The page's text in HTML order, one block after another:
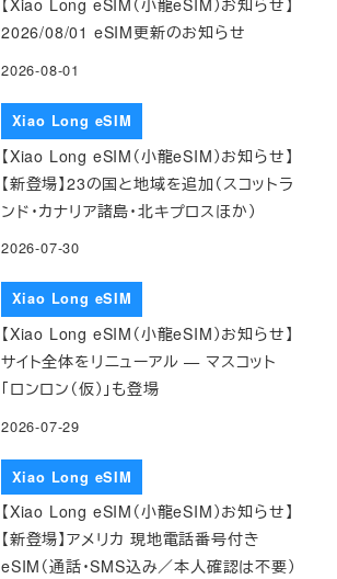
【Xiao Long eSIM（小龍eSIM）お知らせ】
2026/08/01 eSIM更新のお知らせ
2026-08-01
Xiao Long eSIM
【Xiao Long eSIM（小龍eSIM）お知らせ】
【新登場】23の国と地域を追加（スコットラ
ンド・カナリア諸島・北キプロスほか）
2026-07-30
Xiao Long eSIM
【Xiao Long eSIM（小龍eSIM）お知らせ】
サイト全体をリニューアル — マスコット
「ロンロン（仮）」も登場
2026-07-29
Xiao Long eSIM
【Xiao Long eSIM（小龍eSIM）お知らせ】
【新登場】アメリカ 現地電話番号付き
eSIM（通話・SMS込み／本人確認は不要）